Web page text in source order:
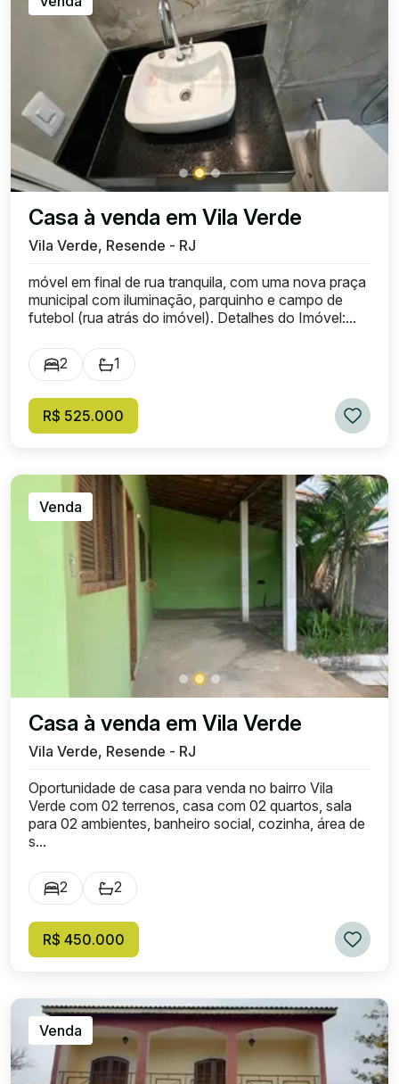
Casa à venda em Vila Verde
Vila Verde, Resende - RJ
móvel em final de rua tranquila, com uma nova praça
municipal com iluminação, parquinho e campo de
futebol (rua atrás do imóvel). Detalhes do Imóvel:...
2 1
R$ 525.000
Venda
Casa à venda em Vila Verde
Vila Verde, Resende - RJ
Oportunidade de casa para venda no bairro Vila
Verde com 02 terrenos, casa com 02 quartos, sala
para 02 ambientes, banheiro social, cozinha, área de
s...
2 2
R$ 450.000
Venda